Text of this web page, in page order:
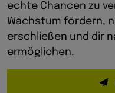
echte Chancen zu
Wachstum fördern,
erschließen und dir
ermöglichen.